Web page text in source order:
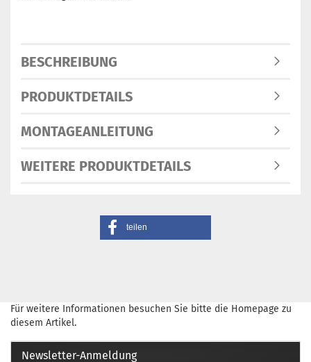
BESCHREIBUNG
PRODUKTDETAILS
MONTAGEANLEITUNG
WEITERE PRODUKTDETAILS
teilen
Für weitere Informationen besuchen Sie bitte die Homepage zu
diesem Artikel.
Newsletter-Anmeldung